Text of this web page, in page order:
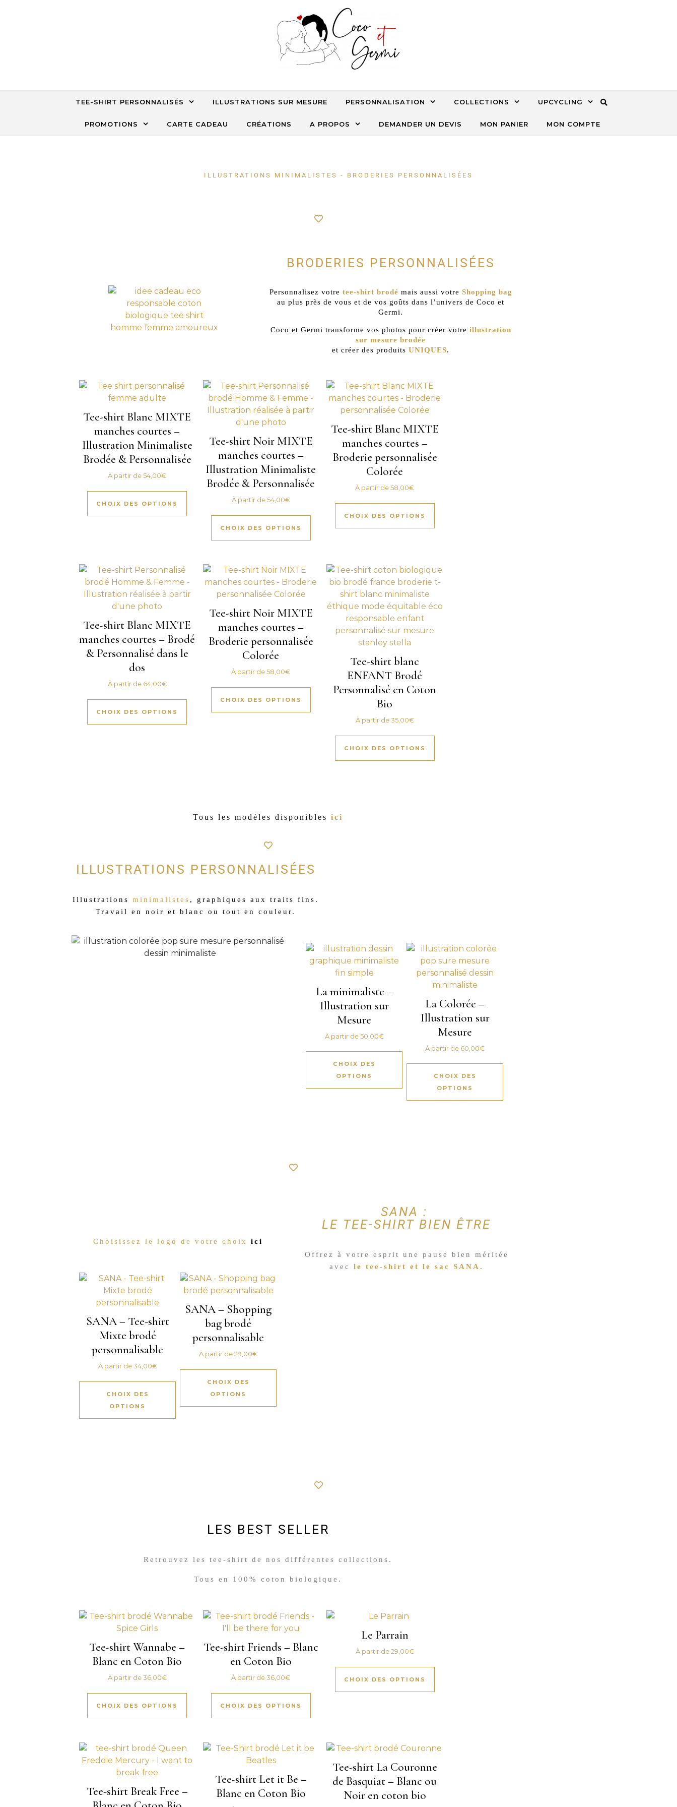
TEE-SHIRT PERSONNALISÉS ILLUSTRATIONS SUR MESURE PERSONNALISATION COLLECTIONS UPCYCLING
PROMOTIONS CARTE CADEAU CRÉATIONS A PROPOS DEMANDER UN DEVIS MON PANIER MON COMPTE
ILLUSTRATIONS MINIMALISTES - BRODERIES PERSONNALISÉES
BRODERIES PERSONNALISÉES
Personnalisez votre tee-shirt brodé mais aussi votre Shopping bag
au plus près de vous et de vos goûts dans l’univers de Coco et
Germi.
Coco et Germi transforme vos photos pour créer votre illustration
sur mesure brodée
et créer des produits UNIQUES.
Tee-shirt Blanc MIXTE
manches courtes –
Illustration Minimaliste
Brodée & Personnalisée
À partir de54,00€
CHOIX DES OPTIONS
Tee-shirt Noir MIXTE
manches courtes –
Illustration Minimaliste
Brodée & Personnalisée
À partir de54,00€
CHOIX DES OPTIONS
Tee-shirt Blanc MIXTE
manches courtes –
Broderie personnalisée
Colorée
À partir de58,00€
CHOIX DES OPTIONS
Tee-shirt Blanc MIXTE
manches courtes – Brodé
& Personnalisé dans le
dos
À partir de 64,00€
CHOIX DES OPTIONS
Tee-shirt Noir MIXTE
manches courtes –
Broderie personnalisée
Colorée
À partir de58,00€
CHOIX DES OPTIONS
Tee-shirt blanc
ENFANT Brodé
Personnalisé en Coton
Bio
À partir de35,00€
CHOIX DES OPTIONS
Tous les modèles disponibles ici
ILLUSTRATIONS PERSONNALISÉES
Illustrations minimalistes , graphiques aux traits fins.
Travail en noir et blanc ou tout en couleur.
La minimaliste –
Illustration sur
Mesure
À partir de50,00€
CHOIX DES
OPTIONS
La Colorée –
Illustration sur
Mesure
À partir de 60,00€
CHOIX DES
OPTIONS
Choisissez le logo de votre choix ici
SANA – Tee-shirt
Mixte brodé
personnalisable
À partir de34,00€
CHOIX DES
OPTIONS
SANA – Shopping
bag brodé
personnalisable
À partir de29,00€
CHOIX DES
OPTIONS
SANA :
LE TEE-SHIRT BIEN ÊTRE
Offrez à votre esprit une pause bien méritée
avec
le tee-shirt et le sac SANA.
LES BEST SELLER
Retrouvez les tee-shirt de nos différentes collections.
Tous en 100% coton biologique.
Tee-shirt Wannabe –
Blanc en Coton Bio
À partir de36,00€
CHOIX DES OPTIONS
Tee-shirt Friends – Blanc
en Coton Bio
À partir de36,00€
CHOIX DES OPTIONS
Le Parrain
À partir de29,00€
CHOIX DES OPTIONS
Tee-shirt Break Free –
Tee-shirt Let it Be –
Blanc en Coton Bio
Tee-shirt La Couronne
de Basquiat – Blanc ou
Noir en coton bio